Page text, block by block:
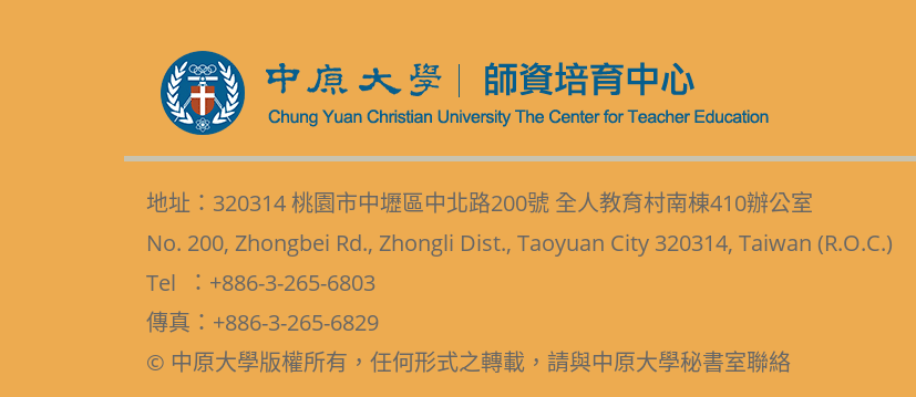
地址：320314 桃園市中壢區中北路200號 全人教育村南棟410辦公室
No. 200, Zhongbei Rd., Zhongli Dist., Taoyuan City 320314, Taiwan (R.O.C.)
Tel ：+886-3-265-6803
傳真：+886-3-265-6829
© 中原大學版權所有，任何形式之轉載，請與中原大學秘書室聯絡